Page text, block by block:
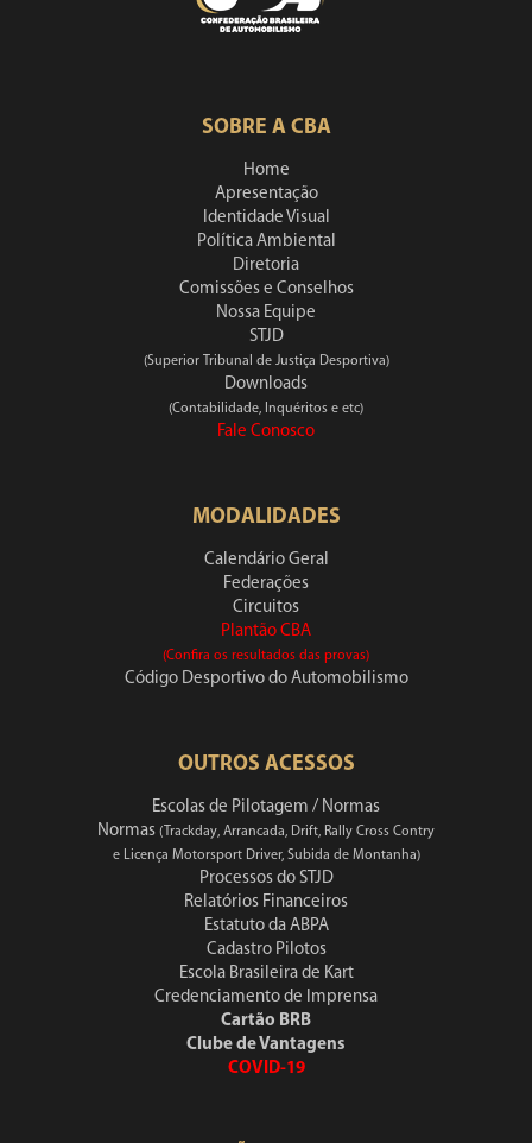
SOBRE A CBA
Home
Apresentação
Identidade Visual
Política Ambiental
Diretoria
Comissões e Conselhos
Nossa Equipe
STJD
(Superior Tribunal de Justiça Desportiva)
Downloads
(Contabilidade, Inquéritos e etc)
Fale Conosco
MODALIDADES
Calendário Geral
Federações
Circuitos
Plantão CBA
(Confira os resultados das provas)
Código Desportivo do Automobilismo
OUTROS ACESSOS
Escolas de Pilotagem / Normas
Normas (Trackday, Arrancada, Drift, Rally Cross Contry
e Licença Motorsport Driver, Subida de Montanha)
Processos do STJD
Relatórios Financeiros
Estatuto da ABPA
Cadastro Pilotos
Escola Brasileira de Kart
Credenciamento de Imprensa
Cartão BRB
Clube de Vantagens
COVID-19